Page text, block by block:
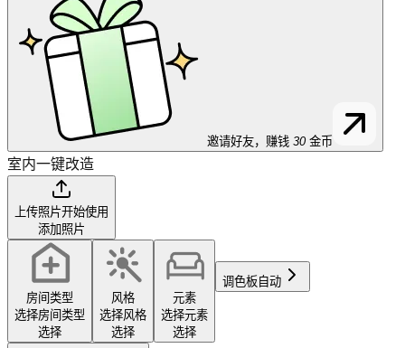
邀请好友，赚钱 30 金币
室内一键改造
上传照片开始使用
添加照片
房间类型
选择房间类型
选择
风格
选择风格
选择
元素
选择元素
选择
调色板 自动